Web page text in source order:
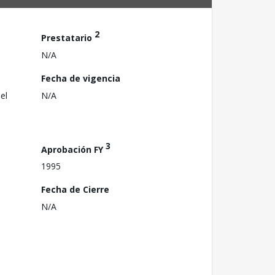
Prestatario 2
N/A
Fecha de vigencia
N/A
Aprobación FY3
1995
Fecha de Cierre
N/A